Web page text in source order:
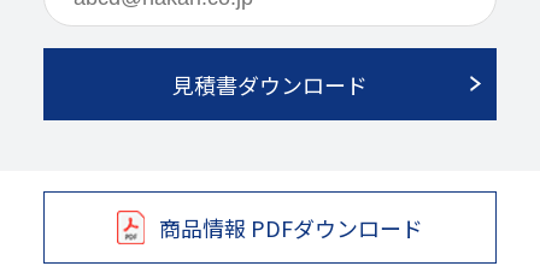
見積書ダウンロード
商品情報 PDFダウンロード